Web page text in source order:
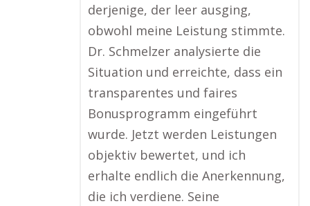
derjenige, der leer ausging,
obwohl meine Leistung stimmte.
Dr. Schmelzer analysierte die
Situation und erreichte, dass ein
transparentes und faires
Bonusprogramm eingeführt
wurde. Jetzt werden Leistungen
objektiv bewertet, und ich
erhalte endlich die Anerkennung,
die ich verdiene. Seine